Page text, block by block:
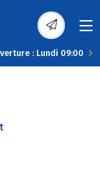
: Lundi 09:00